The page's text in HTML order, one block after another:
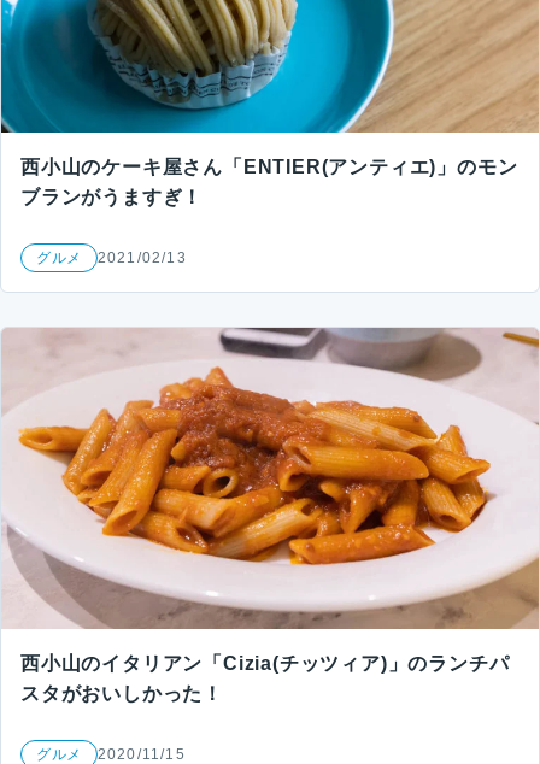
西小山のケーキ屋さん「ENTIER(アンティエ)」のモン
ブランがうますぎ！
グルメ 2021/02/13
西小山のイタリアン「Cizia(チッツィア)」のランチパ
スタがおいしかった！
グルメ 2020/11/15